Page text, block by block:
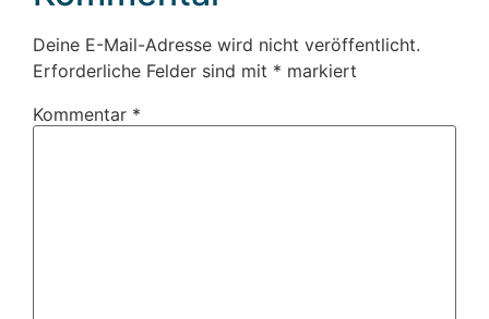
Deine E-Mail-Adresse wird nicht veröffentlicht.
Erforderliche Felder sind mit * markiert
Kommentar *